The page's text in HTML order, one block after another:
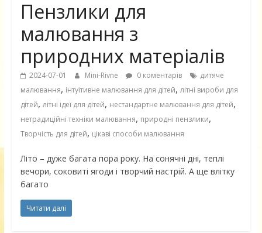
Пензлики для
малювання з
природних матеріалів
2024-07-01 Mini-Rivne 0 коментарів
дитяче
малювання, інтуітивне малювання для дітей, літні вироби для
дітей, літні ідеї для дітей, нестандартне малювання для дітей,
нетрадиційні техніки малювання, природні пензлики,
Творчість для дітей, цікаві способи малювання
Літо – дуже багата пора року. На сонячні дні, теплі
вечори, соковиті ягоди і творчий настрій. А ще влітку
багато
Читати далі